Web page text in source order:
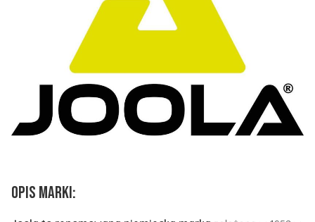
Opis marki: